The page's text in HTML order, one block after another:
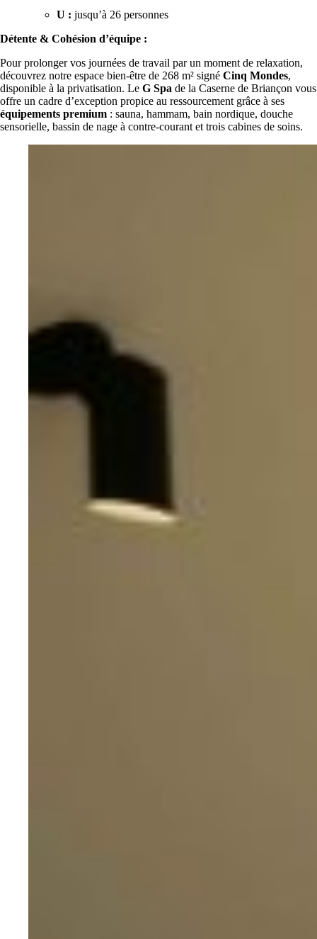
U : jusqu’à 26 personnes
Détente & Cohésion d’équipe :
Pour prolonger vos journées de travail par un moment de relaxation,
découvrez notre espace bien-être de 268 m² signé Cinq Mondes,
disponible à la privatisation. Le G Spa de la Caserne de Briançon vous
offre un cadre d’exception propice au ressourcement grâce à ses
équipements premium : sauna, hammam, bain nordique, douche
sensorielle, bassin de nage à contre-courant et trois cabines de soins.